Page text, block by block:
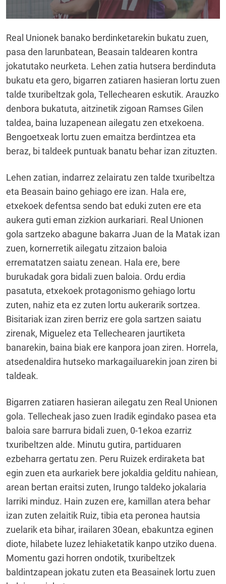
Real Unionek banako berdinketarekin bukatu zuen,
pasa den larunbatean, Beasain taldearen kontra
jokatutako neurketa. Lehen zatia hutsera berdinduta
bukatu eta gero, bigarren zatiaren hasieran lortu zuen
talde txuribeltzak gola, Tellechearen eskutik. Arauzko
denbora bukatuta, aitzinetik zigoan Ramses Gilen
taldea, baina luzapenean ailegatu zen etxekoena.
Bengoetxeak lortu zuen emaitza berdintzea eta
beraz, bi taldeek puntuak banatu behar izan zituzten.
Lehen zatian, indarrez zelairatu zen talde txuribeltza
eta Beasain baino gehiago ere izan. Hala ere,
etxekoek defentsa sendo bat eduki zuten ere eta
aukera guti eman zizkion aurkariari. Real Unionen
gola sartzeko abagune bakarra Juan de la Matak izan
zuen, kornerretik ailegatu zitzaion baloia
errematatzen saiatu zenean. Hala ere, bere
burukadak gora bidali zuen baloia. Ordu erdia
pasatuta, etxekoek protagonismo gehiago lortu
zuten, nahiz eta ez zuten lortu aukerarik sortzea.
Bisitariak izan ziren berriz ere gola sartzen saiatu
zirenak, Miguelez eta Tellechearen jaurtiketa
banarekin, baina biak ere kanpora joan ziren. Horrela,
atsedenaldira hutseko markagailuarekin joan ziren bi
taldeak.
Bigarren zatiaren hasieran ailegatu zen Real Unionen
gola. Tellecheak jaso zuen Iradik egindako pasea eta
baloia sare barrura bidali zuen, 0-1ekoa ezarriz
txuribeltzen alde. Minutu gutira, partiduaren
ezbeharra gertatu zen. Peru Ruizek erdiraketa bat
egin zuen eta aurkariek bere jokaldia gelditu nahiean,
arean bertan eraitsi zuten, Irungo taldeko jokalaria
larriki minduz. Hain zuzen ere, kamillan atera behar
izan zuten zelaitik Ruiz, tibia eta peronea hautsia
zuelarik eta bihar, irailaren 30ean, ebakuntza eginen
diote, hilabete luzez lehiaketatik kanpo utziko duena.
Momentu gazi horren ondotik, txuribeltzek
baldintzapean jokatu zuten eta Beasainek lortu zuen